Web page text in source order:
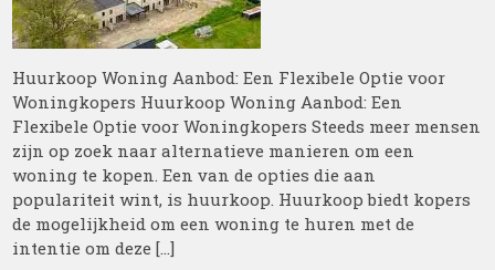
Huurkoop Woning Aanbod: Een Flexibele Optie voor
Woningkopers Huurkoop Woning Aanbod: Een
Flexibele Optie voor Woningkopers Steeds meer mensen
zijn op zoek naar alternatieve manieren om een
woning te kopen. Een van de opties die aan
populariteit wint, is huurkoop. Huurkoop biedt kopers
de mogelijkheid om een woning te huren met de
intentie om deze […]